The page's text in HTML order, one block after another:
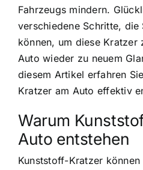
Fahrzeugs mindern.
verschiedene Schritte, die
können, um diese Kratzer
Auto wieder zu neuem
diesem Artikel erfahren
Kratzer am Auto effektiv
Warum
Auto entstehen
Kunststoff-Kratzer